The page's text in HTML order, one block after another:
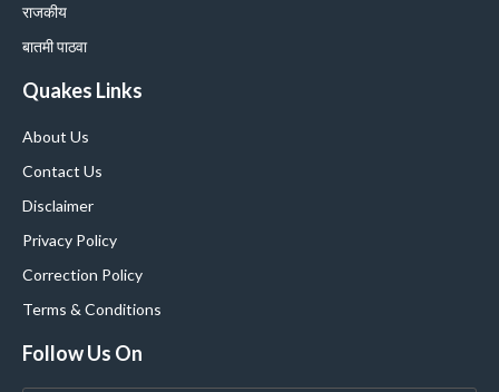
राजकीय
बातमी पाठवा
Quakes Links
About Us
Contact Us
Disclaimer
Privacy Policy
Correction Policy
Terms & Conditions
Follow Us On